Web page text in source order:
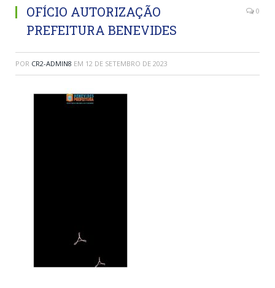
OFÍCIO AUTORIZAÇÃO
PREFEITURA BENEVIDES
0
POR CR2-ADMIN8 EM 12 DE SETEMBRO DE 2023